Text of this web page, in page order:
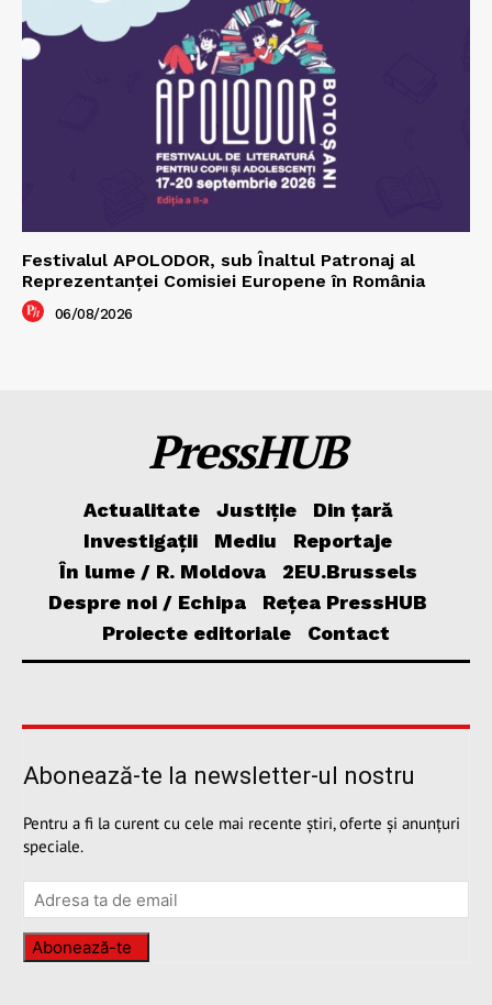
Festivalul APOLODOR, sub Înaltul Patronaj al
Reprezentanței Comisiei Europene în România
06/08/2026
PressHUB
Actualitate Justiție
Din țară
Investigații
Mediu
Reportaje
În lume / R. Moldova
2EU.Brussels
Despre noi / Echipa
Rețea PressHUB
Proiecte editoriale
Contact
Abonează-te la newsletter-ul nostru
Pentru a fi la curent cu cele mai recente știri, oferte și anunțuri
speciale.
Abonează-te